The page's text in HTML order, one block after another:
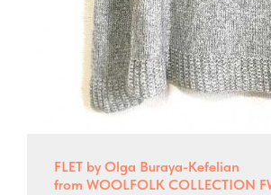
FLET by Olga Buraya-Kefelian
from WOOLFOLK COLLECTION